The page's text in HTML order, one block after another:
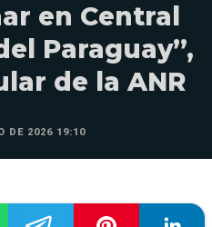
en Central
Paraguay”,
de la ANR
DE 2026 19:10